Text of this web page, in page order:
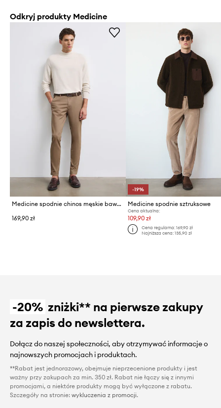
Odkryj produkty Medicine
Medicine spodnie chinos męskie bawełniane z elastanem
169,90 zł
-19%
Medicine spodnie sztruksowe
Cena aktualna:
109,90 zł
Cena regularna: 169,90 zł
Najniższa cena: 135,90 zł
-20% zniżki** na pierwsze zakupy
za zapis do newslettera.
Dołącz do naszej społeczności, aby otrzymywać informacje o
najnowszych promocjach i produktach.
**Rabat jest jednorazowy, obejmuje nieprzecenione produkty i jest
ważny przy zakupach za min. 350 zł. Rabat nie łączy się z innymi
promocjami, a niektóre produkty mogą być wyłączone z rabatu.
Szczegóły na stronie: wykluczenia z promocji.